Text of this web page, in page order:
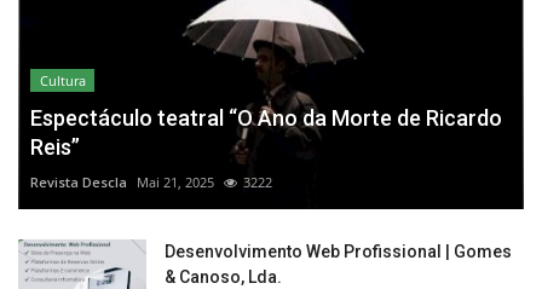
Cultura
Espectáculo teatral “O Ano da Morte de Ricardo
Reis”
Revista Descla Mai 21, 2025 3222
Desenvolvimento Web Profissional | Gomes
& Canoso, Lda.